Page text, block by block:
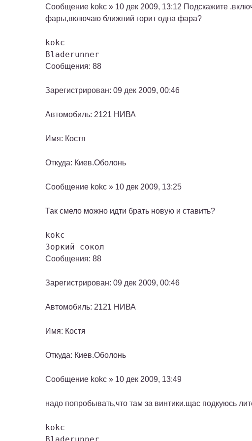
Сообщение kokc » 10 дек 2009, 13:12 Подскажите
фары,включаю ближний горит одна фара?
kokc
Bladerunner
Сообщения: 88
Зарегистрирован: 09 дек 2009, 00:46
Автомобиль: 2121 НИВА
Имя: Костя
Откуда: Киев.Оболонь
Сообщение kokc » 10 дек 2009, 13:25
Так смело можно идти брать новую и ставить?
kokc
Зоркий сокол
Сообщения: 88
Зарегистрирован: 09 дек 2009, 00:46
Автомобиль: 2121 НИВА
Имя: Костя
Откуда: Киев.Оболонь
Сообщение kokc » 10 дек 2009, 13:49
надо попробывать,что там за винтики.щас подкуюсь
kokc